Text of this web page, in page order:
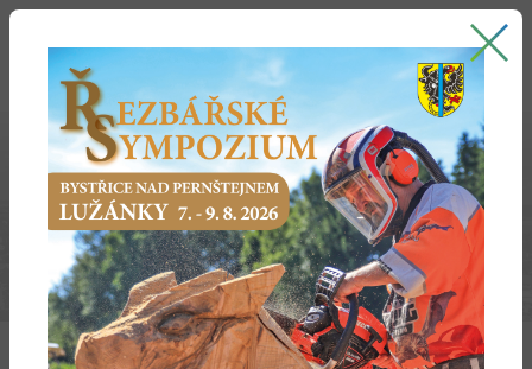
BOHUŇOV
Právní stav po změně č.1
Textová část
Výkres základního členění
Koncepce uspořádání území obce